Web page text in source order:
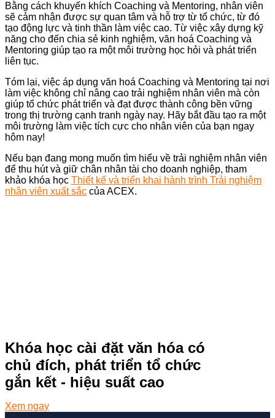
Bằng cách khuyến khích Coaching và Mentoring, nhân viên
sẽ cảm nhận được sự quan tâm và hỗ trợ từ tổ chức, từ đó
tạo động lực và tinh thần làm việc cao. Từ việc xây dựng kỹ
năng cho đến chia sẻ kinh nghiệm, văn hoá Coaching và
Mentoring giúp tạo ra một môi trường học hỏi và phát triển
liên tục.
Tóm lại, việc áp dụng văn hoá Coaching và Mentoring tại nơi
làm việc không chỉ nâng cao trải nghiệm nhân viên mà còn
giúp tổ chức phát triển và đạt được thành công bền vững
trong thị trường cạnh tranh ngày nay. Hãy bắt đầu tạo ra một
môi trường làm việc tích cực cho nhân viên của bạn ngay
hôm nay!
Nếu bạn đang mong muốn tìm hiểu về trải nghiệm nhân viên
để thu hút và giữ chân nhân tài cho doanh nghiệp, tham
khảo khóa học Thiết kế và triển khai hành trình Trải nghiệm
nhân viên xuất sắc của ACEX.
Khóa học cài đặt văn hóa có
chủ đích, phát triển tổ chức
gắn kết - hiệu suất cao
Xem ngay